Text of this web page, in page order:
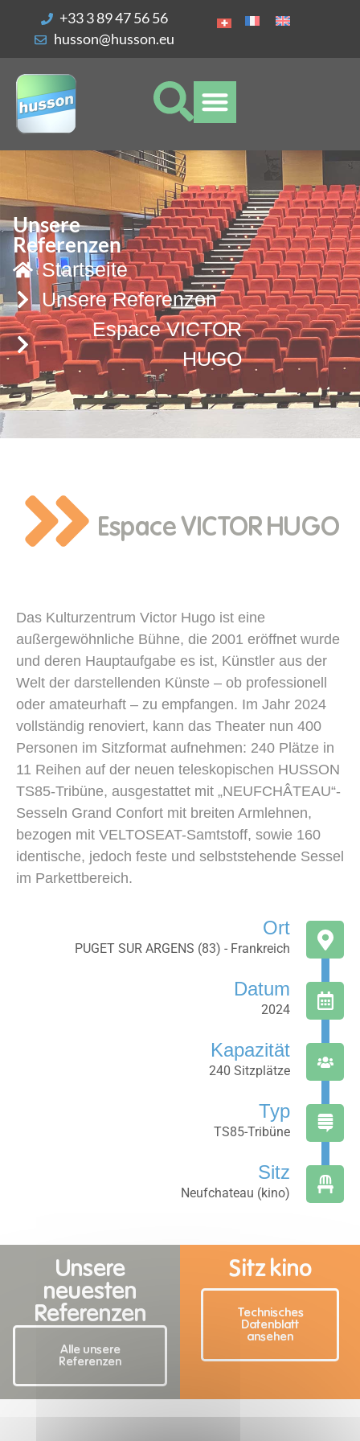
Ihre Cookie-Einstellungen
+33 3 89 47 56 56
husson@husson.eu
Unsere
Referenzen
Startseite
Unsere Referenzen
Espace VICTOR
HUGO
Espace VICTOR HUGO
Das Kulturzentrum Victor Hugo ist eine
außergewöhnliche Bühne, die 2001 eröffnet wurde
und deren Hauptaufgabe es ist, Künstler aus der
Welt der darstellenden Künste – ob professionell
oder amateurhaft – zu empfangen. Im Jahr 2024
vollständig renoviert, kann das Theater nun 400
Personen im Sitzformat aufnehmen: 240 Plätze in
11 Reihen auf der neuen teleskopischen HUSSON
TS85-Tribüne, ausgestattet mit „NEUFCHÂTEAU“-
Sesseln Grand Confort mit breiten Armlehnen,
bezogen mit VELTOSEAT-Samtstoff, sowie 160
identische, jedoch feste und selbststehende Sessel
im Parkettbereich.
Ort
PUGET SUR ARGENS (83) - Frankreich
Datum
2024
Kapazität
240 Sitzplätze
Typ
TS85-Tribüne
Sitz
Neufchateau (kino)
Unsere
neuesten
Referenzen
Alle unsere
Referenzen
Sitz kino
Technisches
Datenblatt
ansehen